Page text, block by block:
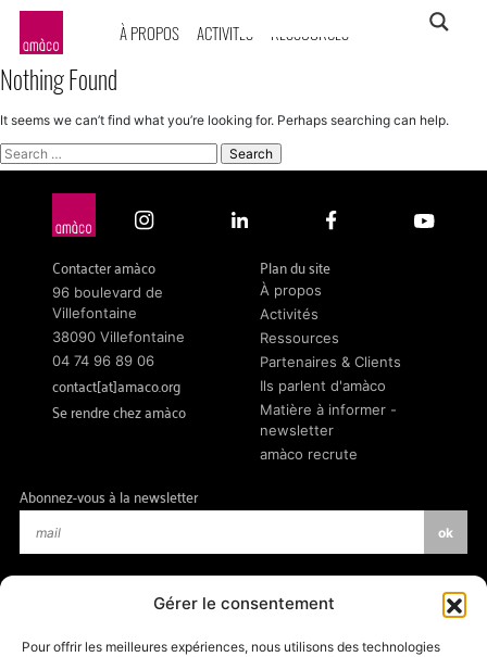
Gérer le consentement
Pour offrir les meilleures expériences, nous utilisons des technologies
À PROPOS ACTIVITÉS RESSOURCES
Nothing Found
It seems we can’t find what you’re looking for. Perhaps searching can help.
Search
for:
Contacter amàco
96 boulevard de
Villefontaine
38090 Villefontaine
04 74 96 89 06
contact[at]amaco.org
Se rendre chez amàco
Plan du site
À propos
Activités
Ressources
Partenaires & Clients
Ils parlent d'amàco
Matière à informer -
newsletter
amàco recrute
Abonnez-vous à la newsletter